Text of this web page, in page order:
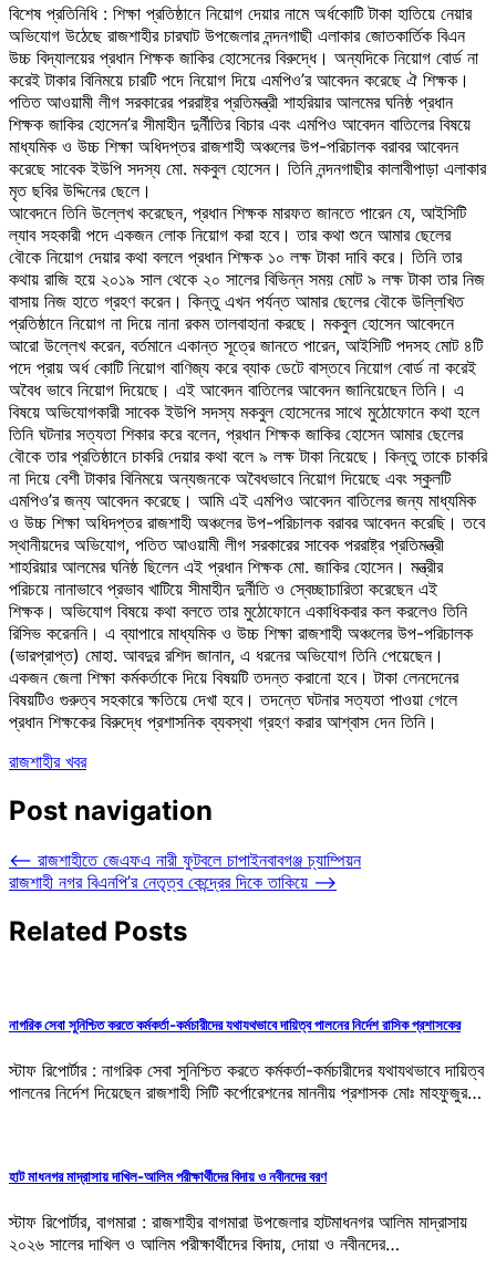
বিশেষ প্রতিনিধি : শিক্ষা প্রতিষ্ঠানে নিয়োগ দেয়ার নামে অর্ধকোটি টাকা হাতিয়ে নেয়ার
অভিযোগ উঠেছে রাজশাহীর চারঘাট উপজেলার নন্দনগাছী এলাকার জোতকার্তিক বিএন
উচ্চ বিদ্যালয়ের প্রধান শিক্ষক জাকির হোসেনের বিরুদ্ধে। অন্যদিকে নিয়োগ বোর্ড না
করেই টাকার বিনিময়ে চারটি পদে নিয়োগ দিয়ে এমপিও’র আবেদন করেছে ঐ শিক্ষক।
পতিত আওয়ামী লীগ সরকারের পররাষ্ট্র প্রতিমন্ত্রী শাহরিয়ার আলমের ঘনিষ্ঠ প্রধান
শিক্ষক জাকির হোসেন’র সীমাহীন দুর্নীতির বিচার এবং এমপিও আবেদন বাতিলের বিষয়ে
মাধ্যমিক ও উচ্চ শিক্ষা অধিদপ্তর রাজশাহী অঞ্চলের উপ-পরিচালক বরাবর আবেদন
করেছে সাবেক ইউপি সদস্য মো. মকবুল হোসেন। তিনি নন্দনগাছীর কালাবীপাড়া এলাকার
মৃত ছবির উদ্দিনের ছেলে।
আবেদনে তিনি উল্লেখ করেছেন, প্রধান শিক্ষক মারফত জানতে পারেন যে, আইসিটি
ল্যাব সহকারী পদে একজন লোক নিয়োগ করা হবে। তার কথা শুনে আমার ছেলের
বৌকে নিয়োগ দেয়ার কথা বললে প্রধান শিক্ষক ১০ লক্ষ টাকা দাবি করে। তিনি তার
কথায় রাজি হয়ে ২০১৯ সাল থেকে ২০ সালের বিভিন্ন সময় মোট ৯ লক্ষ টাকা তার নিজ
বাসায় নিজ হাতে গ্রহণ করেন। কিন্তু এখন পর্যন্ত আমার ছেলের বৌকে উল্লিখিত
প্রতিষ্ঠানে নিয়োগ না দিয়ে নানা রকম তালবাহানা করছে। মকবুল হোসেন আবেদনে
আরো উল্লেখ করেন, বর্তমানে একান্ত সূত্রে জানতে পারেন, আইসিটি পদসহ মোট ৪টি
পদে প্রায় অর্ধ কোটি নিয়োগ বাণিজ্য করে ব্যাক ডেটে বাস্তবে নিয়োগ বোর্ড না করেই
অবৈধ ভাবে নিয়োগ দিয়েছে। এই আবেদন বাতিলের আবেদন জানিয়েছেন তিনি। এ
বিষয়ে অভিযোগকারী সাবেক ইউপি সদস্য মকবুল হোসেনের সাথে মুঠোফোনে কথা হলে
তিনি ঘটনার সত্যতা শিকার করে বলেন, প্রধান শিক্ষক জাকির হোসেন আমার ছেলের
বৌকে তার প্রতিষ্ঠানে চাকরি দেয়ার কথা বলে ৯ লক্ষ টাকা নিয়েছে। কিন্তু তাকে চাকরি
না দিয়ে বেশী টাকার বিনিময়ে অন্যজনকে অবৈধভাবে নিয়োগ দিয়েছে এবং স্কুলটি
এমপিও’র জন্য আবেদন করেছে। আমি এই এমপিও আবেদন বাতিলের জন্য মাধ্যমিক
ও উচ্চ শিক্ষা অধিদপ্তর রাজশাহী অঞ্চলের উপ-পরিচালক বরাবর আবেদন করেছি। তবে
স্থানীয়দের অভিযোগ, পতিত আওয়ামী লীগ সরকারের সাবেক পররাষ্ট্র প্রতিমন্ত্রী
শাহরিয়ার আলমের ঘনিষ্ঠ ছিলেন এই প্রধান শিক্ষক মো. জাকির হোসেন। মন্ত্রীর
পরিচয়ে নানাভাবে প্রভাব খাটিয়ে সীমাহীন দুর্নীতি ও স্বেচ্ছাচারিতা করেছেন এই
শিক্ষক। অভিযোগ বিষয়ে কথা বলতে তার মুঠোফোনে একাধিকবার কল করলেও তিনি
রিসিভ করেননি। এ ব্যাপারে মাধ্যমিক ও উচ্চ শিক্ষা রাজশাহী অঞ্চলের উপ-পরিচালক
(ভারপ্রাপ্ত) মোহা. আবদুর রশিদ জানান, এ ধরনের অভিযোগ তিনি পেয়েছেন।
একজন জেলা শিক্ষা কর্মকর্তাকে দিয়ে বিষয়টি তদন্ত করানো হবে। টাকা লেনদেনের
বিষয়টিও গুরুত্ব সহকারে ক্ষতিয়ে দেখা হবে। তদন্তে ঘটনার সত্যতা পাওয়া গেলে
প্রধান শিক্ষকের বিরুদ্ধে প্রশাসনিক ব্যবস্থা গ্রহণ করার আশ্বাস দেন তিনি।
রাজশাহীর খবর
Post navigation
⟵ রাজশাহীতে জেএফএ নারী ফুটবলে চাপাইনবাবগঞ্জ চ্যাম্পিয়ন
রাজশাহী নগর বিএনপি’র নেতৃত্ব কেন্দ্রের দিকে তাকিয়ে ⟶
Related Posts
নাগরিক সেবা সুনিশ্চিত করতে কর্মকর্তা-কর্মচারীদের যথাযথভাবে দায়িত্ব পালনের নির্দেশ রাসিক প্রশাসকের
স্টাফ রিপোর্টার : নাগরিক সেবা সুনিশ্চিত করতে কর্মকর্তা-কর্মচারীদের যথাযথভাবে দায়িত্ব
পালনের নির্দেশ দিয়েছেন রাজশাহী সিটি কর্পোরেশনের মাননীয় প্রশাসক মোঃ মাহফুজুর…
হাট মাধনগর মাদ্রাসায় দাখিল-আলিম পরীক্ষার্থীদের বিদায় ও নবীনদের বরণ
স্টাফ রিপোর্টার, বাগমারা : রাজশাহীর বাগমারা উপজেলার হাটমাধনগর আলিম মাদ্রাসায়
২০২৬ সালের দাখিল ও আলিম পরীক্ষার্থীদের বিদায়, দোয়া ও নবীনদের…